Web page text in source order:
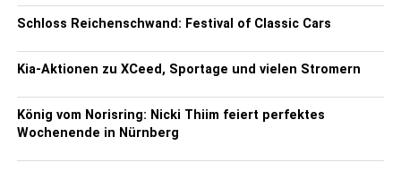
Schloss Reichenschwand: Festival of Classic Cars
Kia-Aktionen zu XCeed, Sportage und vielen Stromern
König vom Norisring: Nicki Thiim feiert perfektes
Wochenende in Nürnberg